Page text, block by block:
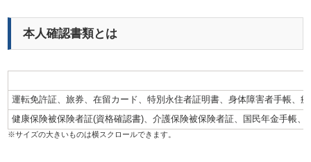
本人確認書類とは
運転免許証、旅券、在留カード、特別永住者証明書、身体障害者手帳、
健康保険被保険者証(資格確認書)、介護保険被保険者証、国民年金手帳